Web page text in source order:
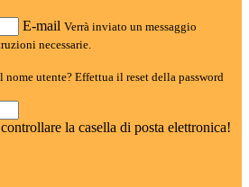
E-mail Verrà inviato un messaggio
necessarie.
nome utente? Effettua il reset della password
la casella di posta elettronica!